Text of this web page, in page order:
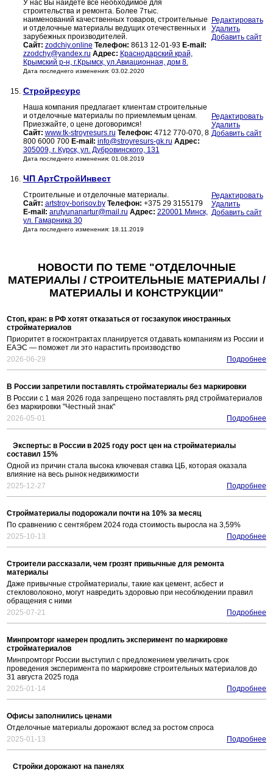
У нас Вы найдете всё необходимое для
строительства и ремонта. Более 7тыс.
наименований качественных товаров, строительные
и отделочные материалы ведущих отечественных и
зарубежных производителей.
Сайт: zodchiy.online Телефон: 8613 12-01-93 E-mail:
zzodchy@yandex.ru Адрес: Краснодарский край,
Крымский р-н, г.Крымск, ул.Авиационная, дом 8.
Дата последнего изменения: 03.02.2020
Редактировать
Удалить
Добавить сайт
15. Стройресурс
Наша компания предлагает клиентам строительные
и отделочные материалы по приемлемым ценам.
Приезжайте, о цене договоримся!
Сайт: www.tk-stroyresurs.ru Телефон: 4712 770-070, 8
800 6000 700 E-mail: info@stroyresurs-gk.ru Адрес:
305009, г. Курск, ул. Дубровинского, 131
Дата последнего изменения: 01.08.2019
Редактировать
Удалить
Добавить сайт
16. ЧП АртСтройИнвест
Строительные и отделочные материалы.
Сайт: artstroy-borisov.by Телефон: +375 29 3155179
E-mail: arutyunanartur@mail.ru Адрес: 220001 Минск,
ул. Гамарника 30
Дата последнего изменения: 18.11.2019
Редактировать
Удалить
Добавить сайт
НОВОСТИ ПО ТЕМЕ "ОТДЕЛОЧНЫЕ
МАТЕРИАЛЫ / СТРОИТЕЛЬНЫЕ МАТЕРИАЛЫ /
МАТЕРИАЛЫ И КОНСТРУКЦИИ"
Стоп, кран: в РФ хотят отказаться от госзакупок иностранных
стройматериалов
Приоритет в госконтрактах планируется отдавать компаниям из России и
ЕАЭС — поможет ли это нарастить производство
2026-06-29
Подробнее
В России запретили поставлять стройматериалы без маркировки
В России с 1 мая 2026 года запрещено поставлять ряд стройматериалов
без маркировки "Честный знак"
2026-05-01
Подробнее
Эксперты: в России в 2025 году рост цен на стройматериалы
составил 15%
Одной из причин стала высока ключевая ставка ЦБ, которая оказала
влияние на весь рынок недвижимости
2025-12-27
Подробнее
Стройматериалы подорожали почти на 10% за месяц
По сравнению с сентябрем 2024 года стоимость выросла на 3,59%
2025-10-13
Подробнее
Строители рассказали, чем грозят привычные для ремонта
материалы
Даже привычные стройматериалы, такие как цемент, асбест и
стекловолоконо, могут навредить здоровью при несоблюдении правил
обращения с ними
2025-07-21
Подробнее
Минпромторг намерен продлить эксперимент по маркировке
стройматериалов
Минпромторг России выступил с предложением увеличить срок
проведения эксперимента по маркировке строительных материалов до
31 августа 2025 года
2025-01-14
Подробнее
Офисы заполнились ценами
Отделочные материалы дорожают вслед за ростом спроса
2025-01-13
Подробнее
Стройки дорожают на панелях